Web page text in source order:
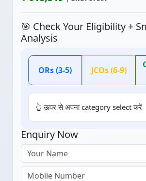
🎯 Check Your Eligibility +
Analysis
ORs (3-5) JCOs (6-9)
👆 ऊपर से अपना category select करें
Enquiry Now